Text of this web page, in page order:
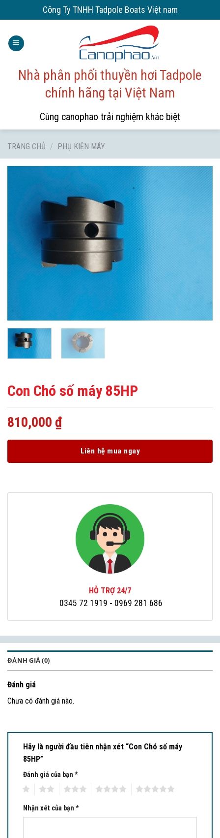
to
Công Ty TNHH Tadpole Boats Việt nam
Nhà phân phối thuyền hơi Tadpole
chính hãng tại Việt Nam
Cùng canophao trải nghiệm khác biệt
TRANG CHỦ / PHỤ KIỆN MÁY
Con Chó số máy 85HP
810,000 ₫
Liên hệ mua ngay
HỖ TRỢ 24/7
0345 72 1919 - 0969 281 686
ĐÁNH GIÁ (0)
Đánh giá
Chưa có đánh giá nào.
Hãy là người đầu tiên nhận xét “Con Chó số máy
85HP”
Đánh giá của bạn *
Nhận xét của bạn *